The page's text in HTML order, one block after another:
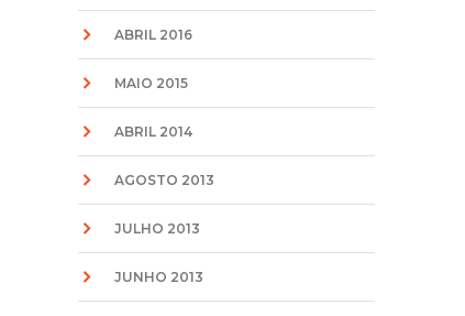
ABRIL 2016
MAIO 2015
ABRIL 2014
AGOSTO 2013
JULHO 2013
JUNHO 2013